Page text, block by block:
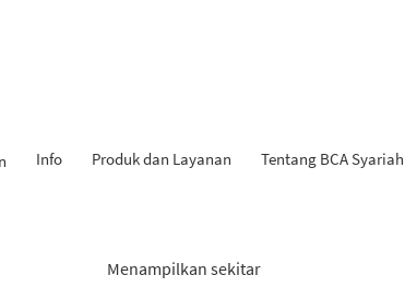
Info Produk dan Layanan Tentang BCA Syariah
Menampilkan sekitar